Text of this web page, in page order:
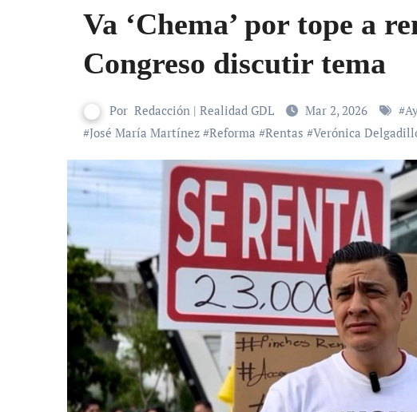
Va ‘Chema’ por tope a
Congreso discutir tema
Por Redacción | Realidad GDL Mar 2, 2026 #
#José María Martínez #Reforma #Rentas #Verónica